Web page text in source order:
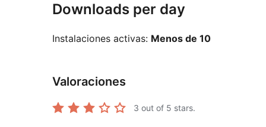
Downloads per day
Instalaciones activas: Menos de 10
Valoraciones
3 out of 5 stars.